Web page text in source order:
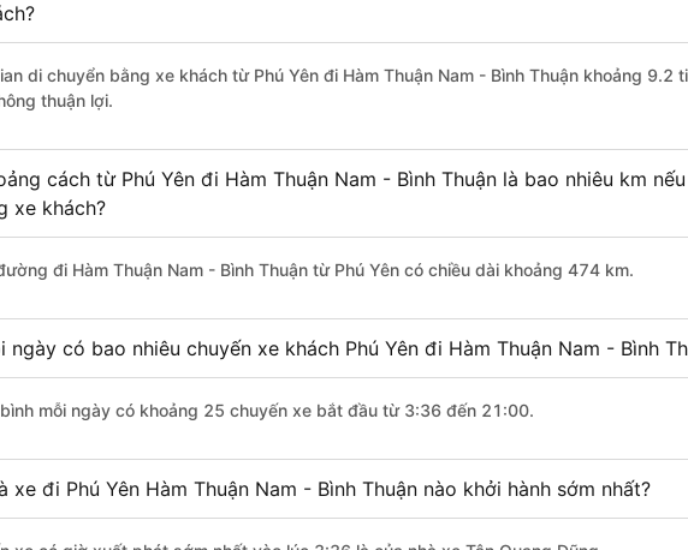
di chuyển bằng xe khách từ Phú Yên đi Hàm Thuận Nam - Bình Thuận khoảng 9.2
thuận lợi.
cách từ Phú Yên đi Hàm Thuận Nam - Bình Thuận là bao nhiêu km
xe khách?
đi Hàm Thuận Nam - Bình Thuận từ Phú Yên có chiều dài khoảng 474 km.
ngày có bao nhiêu chuyến xe khách Phú Yên đi Hàm Thuận Nam - Bình
mỗi ngày có khoảng 25 chuyến xe bắt đầu từ 3:36 đến 21:00.
xe đi Phú Yên Hàm Thuận Nam - Bình Thuận nào khởi hành sớm nhất?